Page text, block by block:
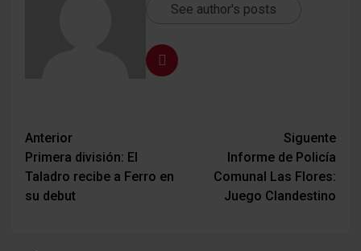
See author's posts
Navegación
de
entradas
Anterior
Primera división: El
Taladro recibe a Ferro en
su debut
Siguente
Informe de Policía
Comunal Las Flores:
Juego Clandestino